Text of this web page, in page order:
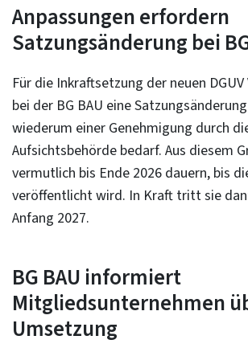
Anpassungen erfordern
Satzungsänderung bei
Für die Inkraftsetzung der neuen
bei der BG BAU eine
wiederum einer Genehmigung durch
Aufsichtsbehörde bedarf. Aus diesem
vermutlich bis Ende 2026 dauern, bis
veröffentlicht wird. In Kraft tritt sie
Anfang 2027.
BG BAU informiert
Mitgliedsunternehmen
Umsetzung